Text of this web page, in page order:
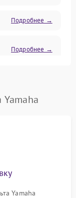
Подробнее →
Подробнее →
Подробнее →
Yamaha
Yamaha